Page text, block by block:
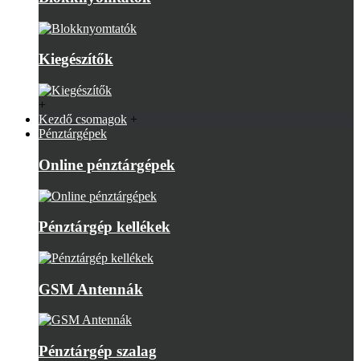
Kiegészítők
+
Kezdő csomagok +
Pénztárgépek
Online pénztárgépek
Pénztárgép kellékek
GSM Antennák
Pénztárgép szalag